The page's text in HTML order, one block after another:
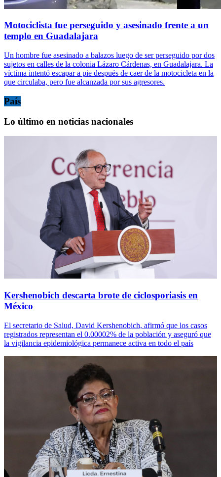
Motociclista fue perseguido y asesinado frente a un
templo en Guadalajara
Un hombre fue asesinado a balazos luego de ser perseguido por dos
sujetos en calles de la colonia Lázaro Cárdenas, en Guadalajara. La
víctima intentó escapar a pie después de caer de la motocicleta en la
que circulaba, pero fue alcanzada por sus agresores.
País
Lo último en noticias nacionales
Kershenobich descarta brote de ciclosporiasis en
México
El secretario de Salud, David Kershenobich, afirmó que los casos
registrados representan el 0.00002% de la población y aseguró que
la vigilancia epidemiológica permanece activa en todo el país